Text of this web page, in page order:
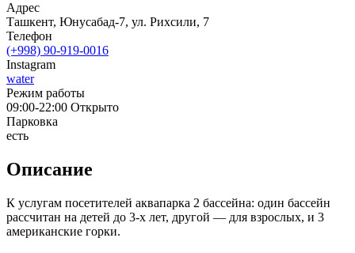
Адрес
Ташкент, Юнусабад-7, ул. Рихсили, 7
Телефон
(+998) 90-919-0016
Instagram
water
Режим работы
09:00-22:00 Открыто
Парковка
есть
Описание
К услугам посетителей аквапарка 2 бассейна: один бассейн
рассчитан на детей до 3-х лет, другой — для взрослых, и 3
американские горки.